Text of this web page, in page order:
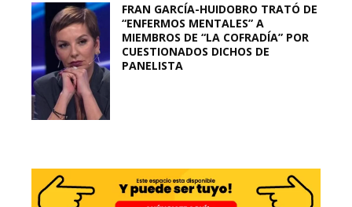
FRAN GARCÍA-HUIDOBRO TRATÓ DE
“ENFERMOS MENTALES” A
MIEMBROS DE “LA COFRADÍA” POR
CUESTIONADOS DICHOS DE
PANELISTA